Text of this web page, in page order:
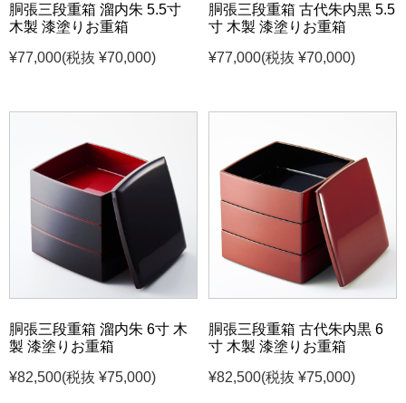
胴張三段重箱 溜内朱 5.5寸
木製 漆塗りお重箱
¥77,000(税抜 ¥70,000)
胴張三段重箱 古代朱内黒 5.5
寸 木製 漆塗りお重箱
¥77,000(税抜 ¥70,000)
胴張三段重箱 溜内朱 6寸 木
製 漆塗りお重箱
¥82,500(税抜 ¥75,000)
胴張三段重箱 古代朱内黒 6
寸 木製 漆塗りお重箱
¥82,500(税抜 ¥75,000)